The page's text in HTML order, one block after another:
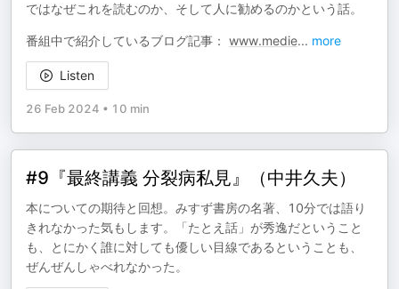
ではなぜこれを読むのか、そして人に勧めるのかという話。
番組中で紹介しているブログ記事： www.medie... more
Listen
26 Feb 2024 • 10 min
#9『最終講義 分裂病私見』（中井久夫）
本についての期待と回想。みすず書房の名著、10分では語り
きれなかった気もします。「たとえ話」が秀逸だということ
も、とにかく誰に対しても優しい目線であるということも、
ぜんぜんしゃべれなかった。